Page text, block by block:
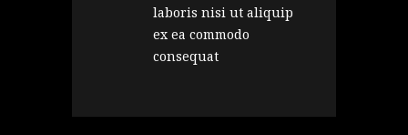
laboris nisi ut aliquip
ex ea commodo
consequat